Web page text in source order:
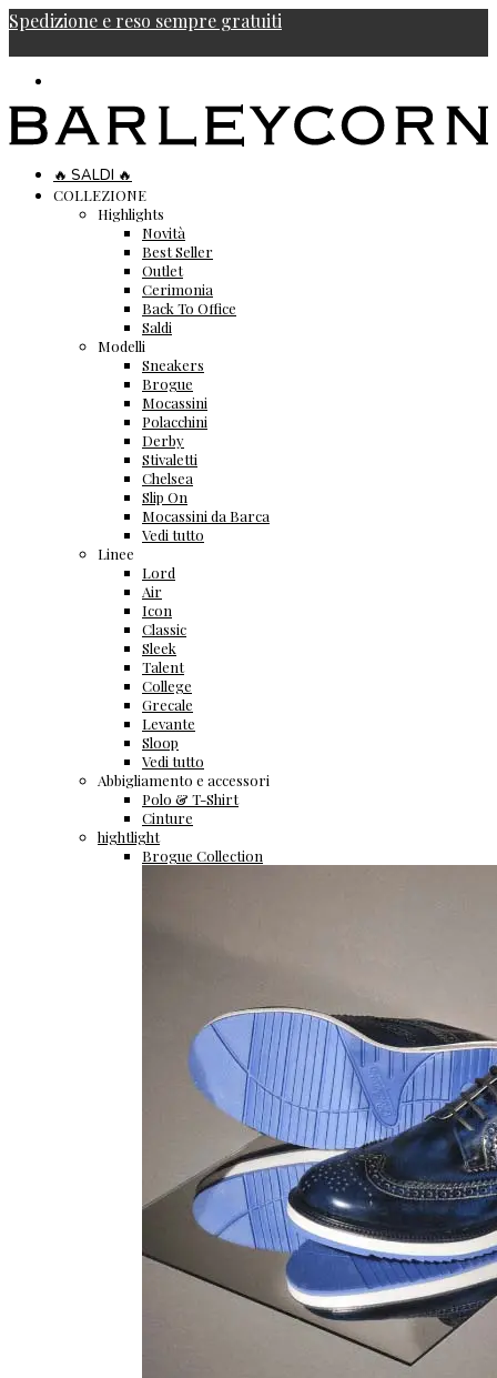
Spedizione e reso sempre gratuiti
🔥 SALDI 🔥
COLLEZIONE
Highlights
Novità
Best Seller
Outlet
Cerimonia
Back To Office
Saldi
Modelli
Sneakers
Brogue
Mocassini
Polacchini
Derby
Stivaletti
Chelsea
Slip On
Mocassini da Barca
Vedi tutto
Linee
Lord
Air
Icon
Classic
Sleek
Talent
College
Grecale
Levante
Sloop
Vedi tutto
Abbigliamento e accessori
Polo & T-Shirt
Cinture
hightlight
Brogue Collection